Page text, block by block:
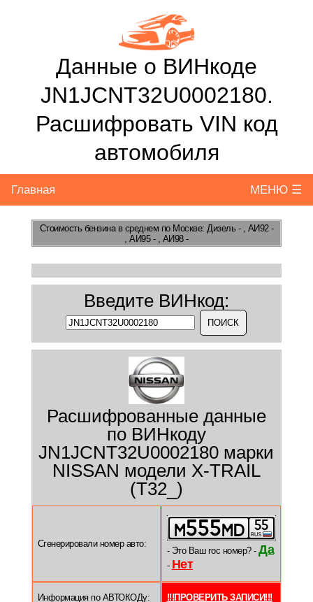
Данные о ВИНкоде
JN1JCNT32U0002180.
Расшифровать VIN код
автомобиля
Главная МЕНЮ ☰
Стоимость бензинав среднем по Москве: Дизель - , АИ92 -
, АИ95 - , АИ98 -
Введите ВИНкод:
Расшифрованные данные
по ВИНкоду
JN1JCNT32U0002180 марки
NISSAN модели X-TRAIL
(T32_)
Сгенерировали номер авто:
- Это Ваш гос номер? - Да
- Нет
Информация по АВТОКОДу: !!!ПРОВЕРИТЬ ЗАПИСИ!!!